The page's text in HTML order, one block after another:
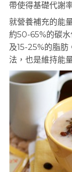
帶使得基礎代謝
就營養補充的能
約50-65%的碳
及15-25%的脂肪
法，也是維持能